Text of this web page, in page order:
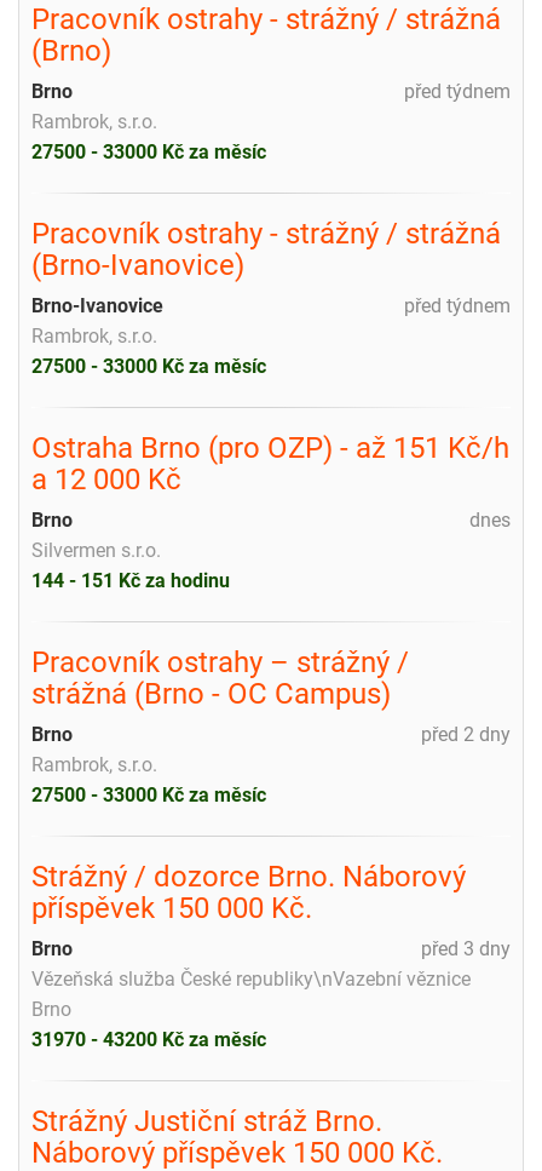
Pracovník ostrahy - strážný / strážná
(Brno)
před týdnem
Brno
Rambrok, s.r.o.
27500 - 33000 Kč za měsíc
Pracovník ostrahy - strážný / strážná
(Brno-Ivanovice)
před týdnem
Brno-Ivanovice
Rambrok, s.r.o.
27500 - 33000 Kč za měsíc
Ostraha Brno (pro OZP) - až 151 Kč/h
a 12 000 Kč
dnes
Brno
Silvermen s.r.o.
144 - 151 Kč za hodinu
Pracovník ostrahy – strážný /
strážná (Brno - OC Campus)
před 2 dny
Brno
Rambrok, s.r.o.
27500 - 33000 Kč za měsíc
Strážný / dozorce Brno. Náborový
příspěvek 150 000 Kč.
před 3 dny
Brno
Vězeňská služba České republiky\nVazební věznice
Brno
31970 - 43200 Kč za měsíc
Strážný Justiční stráž Brno.
Náborový příspěvek 150 000 Kč.